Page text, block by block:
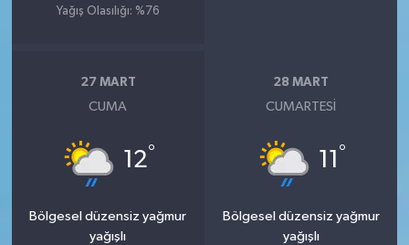
Yağış Olasılığı: %76
27 MART
CUMA
12°
Bölgesel düzensiz yağmur
yağışlı
28 MART
CUMARTESI
11 °
Bölgesel düzensiz yağmur
yağışlı